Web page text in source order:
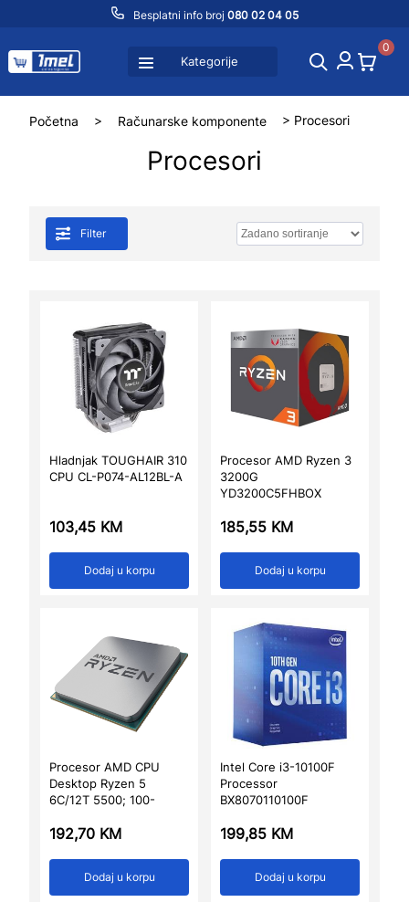
Besplatni info broj 080 02 04 05
Kategorije
0
Početna > Računarske komponente > Procesori
Procesori
Filter
Hladnjak TOUGHAIR 310
CPU CL-P074-AL12BL-A
103,45 KM
Dodaj u korpu
Procesor AMD Ryzen 3
3200G
YD3200C5FHBOX
185,55 KM
Dodaj u korpu
Procesor AMD CPU
Desktop Ryzen 5
6C/12T 5500; 100-
192,70 KM
Dodaj u korpu
Intel Core i3-10100F
Processor
BX8070110100F
199,85 KM
Dodaj u korpu